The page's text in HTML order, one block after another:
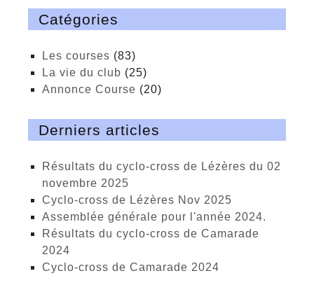
Catégories
Les courses (83)
La vie du club (25)
Annonce Course (20)
Derniers articles
Résultats du cyclo-cross de Lézères du 02
novembre 2025
cyclo-cross de Lézères Nov 2025
Assemblée générale pour l'année 2024.
Résultats du cyclo-cross de Camarade
2024
Cyclo-cross de Camarade 2024